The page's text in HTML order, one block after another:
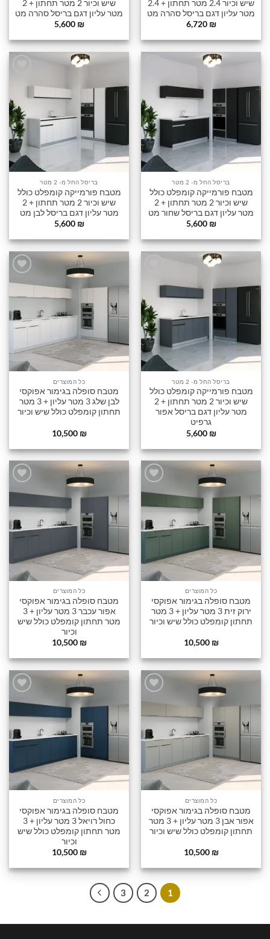
שיש וכיור 2.4 מטר תחתון + 2.4
מטר עליון דגם בריסל סהרה מט
6,720 ₪
שיש וכיור 2 מטר תחתון + 2
מטר עליון דגם בריסל סהרה מט
5,600 ₪
שלי
בריסל החל מ- 2 מטר
מטבח פורמייקה קומפלט כולל
שיש וכיור 2 מטר תחתון + 2
מטר עליון דגם בריסל שחור מט
5,600 ₪
שלי
בריסל החל מ- 2 מטר
מטבח פורמייקה קומפלט כולל
שיש וכיור 2 מטר תחתון + 2
מטר עליון דגם בריסל לבן מט
5,600 ₪
שלי
בריסל החל מ- 2 מטר
מטבח פורמייקה קומפלט כולל
שיש וכיור 2 מטר תחתון + 2
מטר עליון דגם בריסל אפור
גרפיט
5,600 ₪
הוסף
שלי
כל המוצרים
מטבח סופלה בגימור אפוקסי
לבן שלג 3 מטר עליון + 3 מטר
תחתון קומפלט כולל שיש וכיור
10,500 ₪
הוסף
שלי
כל המוצרים
מטבח סופלה בגימור אפוקסי
ירוק זית 3 מטר עליון + 3 מטר
תחתון קומפלט כולל שיש וכיור
10,500 ₪
הוסף
שלי
כל המוצרים
מטבח סופלה בגימור אפוקסי
אפור עכבר 3 מטר עליון + 3
מטר תחתון קומפלט כולל שיש
וכיור
10,500 ₪
שלי
כל המוצרים
מטבח סופלה בגימור אפוקסי
אפור אבן 3 מטר עליון + 3 מטר
תחתון קומפלט כולל שיש וכיור
10,500 ₪
הוסף
שלי
כל המוצרים
מטבח סופלה בגימור אפוקסי
כחול רויאל 3 מטר עליון + 3
מטר תחתון קומפלט כולל שיש
וכיור
10,500 ₪
1
2
3